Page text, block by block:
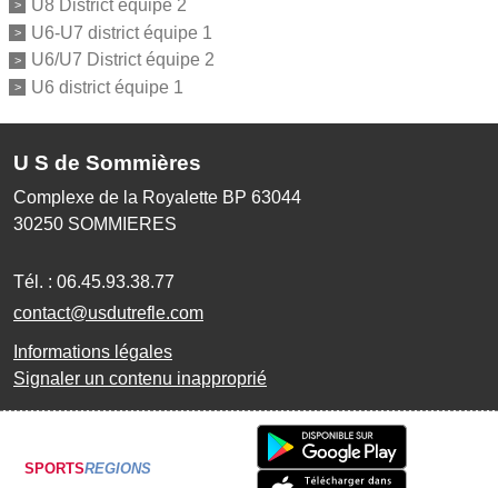
U8 District équipe 2
U6-U7 district équipe 1
U6/U7 District équipe 2
U6 district équipe 1
U S de Sommières
Complexe de la Royalette BP 63044
30250 SOMMIERES
Tél. : 06.45.93.38.77
contact@usdutrefle.com
Informations légales
Signaler un contenu inapproprié
SPORTSREGIONS